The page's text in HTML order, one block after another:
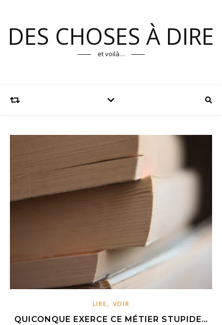
DES CHOSES À DIRE
et voilà…
LIRE, VOIR
QUICONQUE EXERCE CE MÉTIER STUPIDE…